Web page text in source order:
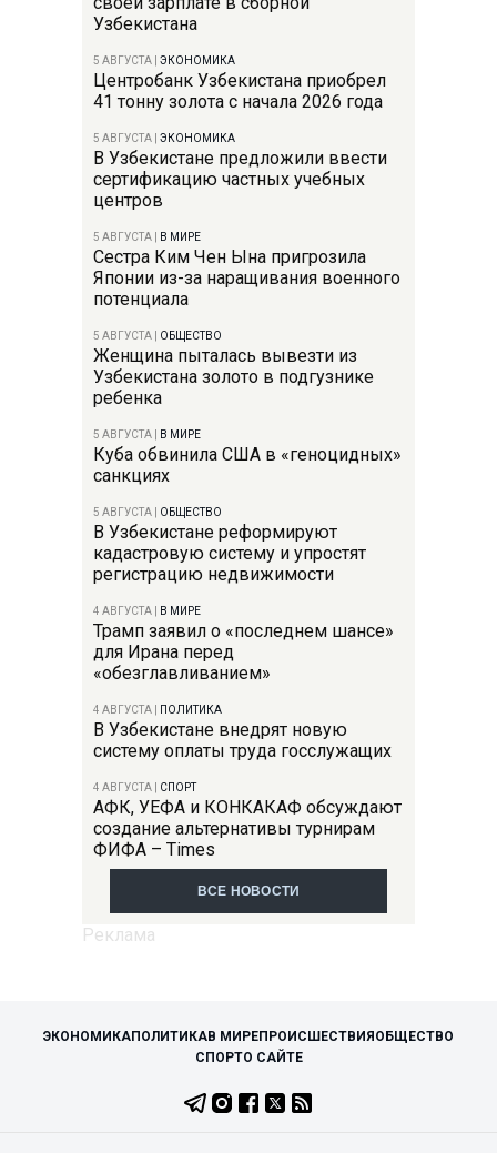
Узбекистана
5 АВГУСТА ЭКОНОМИКА
Центробанк Узбекистана приобрел
41 тонну золота с начала 2026 года
5 АВГУСТА ЭКОНОМИКА
В Узбекистане предложили ввести
сертификацию частных учебных
центров
5 АВГУСТА В МИРЕ
Сестра Ким Чен Ына пригрозила
Японии из-за наращивания военного
потенциала
5 АВГУСТА ОБЩЕСТВО
Женщина пыталась вывезти из
Узбекистана золото в подгузнике
ребенка
5 АВГУСТА В МИРЕ
Куба обвинила США в «геноцидных»
санкциях
5 АВГУСТА ОБЩЕСТВО
В Узбекистане реформируют
кадастровую систему и упростят
регистрацию недвижимости
4 АВГУСТА В МИРЕ
Трамп заявил о «последнем шансе»
для Ирана перед
«обезглавливанием»
4 АВГУСТА ПОЛИТИКА
В Узбекистане внедрят новую
систему оплаты труда госслужащих
4 АВГУСТА СПОРТ
АФК, УЕФА и КОНКАКАФ обсуждают
создание альтернативы турнирам
ФИФА – Times
ВСЕ НОВОСТИ
ЭКОНОМИКАПОЛИТИКАВ МИРЕПРОИСШЕСТВИЯ ОБЩЕСТВО
СПОРТО САЙТЕ